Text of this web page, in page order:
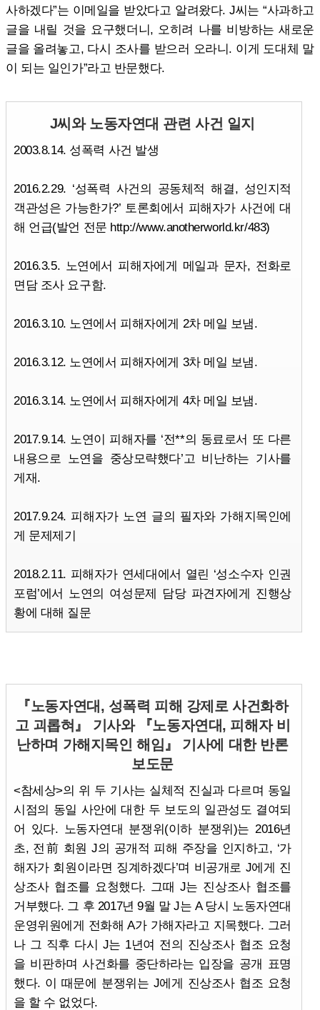
사하겠다”는 이메일을 받았다고 알려왔다. J씨는 “사과하고
글을 내릴 것을 요구했더니, 오히려 나를 비방하는 새로운
글을 올려놓고, 다시 조사를 받으러 오라니. 이게 도대체 말
이 되는 일인가”라고 반문했다.
J씨와 노동자연대 관련 사건 일지
2003.8.14. 성폭력 사건 발생
2016.2.29. ‘성폭력 사건의 공동체적 해결, 성인지적
객관성은 가능한가?’ 토론회에서 피해자가 사건에 대
해 언급(발언 전문 http://www.anotherworld.kr/483)
2016.3.5. 노연에서 피해자에게 메일과 문자, 전화로
면담 조사 요구함.
2016.3.10. 노연에서 피해자에게 2차 메일 보냄.
2016.3.12. 노연에서 피해자에게 3차 메일 보냄.
2016.3.14. 노연에서 피해자에게 4차 메일 보냄.
2017.9.14. 노연이 피해자를 ‘전**의 동료로서 또 다른
내용으로 노연을 중상모략했다’고 비난하는 기사를
게재.
2017.9.24. 피해자가 노연 글의 필자와 가해지목인에
게 문제제기
2018.2.11. 피해자가 연세대에서 열린 ‘성소수자 인권
포럼’에서 노연의 여성문제 담당 파견자에게 진행상
황에 대해 질문
『노동자연대, 성폭력 피해 강제로 사건화하
고 괴롭혀』 기사와 『노동자연대, 피해자 비
난하며 가해지목인 해임』 기사에 대한 반론
보도문
<참세상>의 위 두 기사는 실체적 진실과 다르며 동일
시점의 동일 사안에 대한 두 보도의 일관성도 결여되
어 있다. 노동자연대 분쟁위(이하 분쟁위)는 2016년
초, 전前 회원 J의 공개적 피해 주장을 인지하고, ‘가
해자가 회원이라면 징계하겠다’며 비공개로 J에게 진
상조사 협조를 요청했다. 그때 J는 진상조사 협조를
거부했다. 그 후 2017년 9월 말 J는 A 당시 노동자연대
운영위원에게 전화해 A가 가해자라고 지목했다. 그러
나 그 직후 다시 J는 1년여 전의 진상조사 협조 요청
을 비판하며 사건화를 중단하라는 입장을 공개 표명
했다. 이 때문에 분쟁위는 J에게 진상조사 협조 요청
을 할 수 없었다.